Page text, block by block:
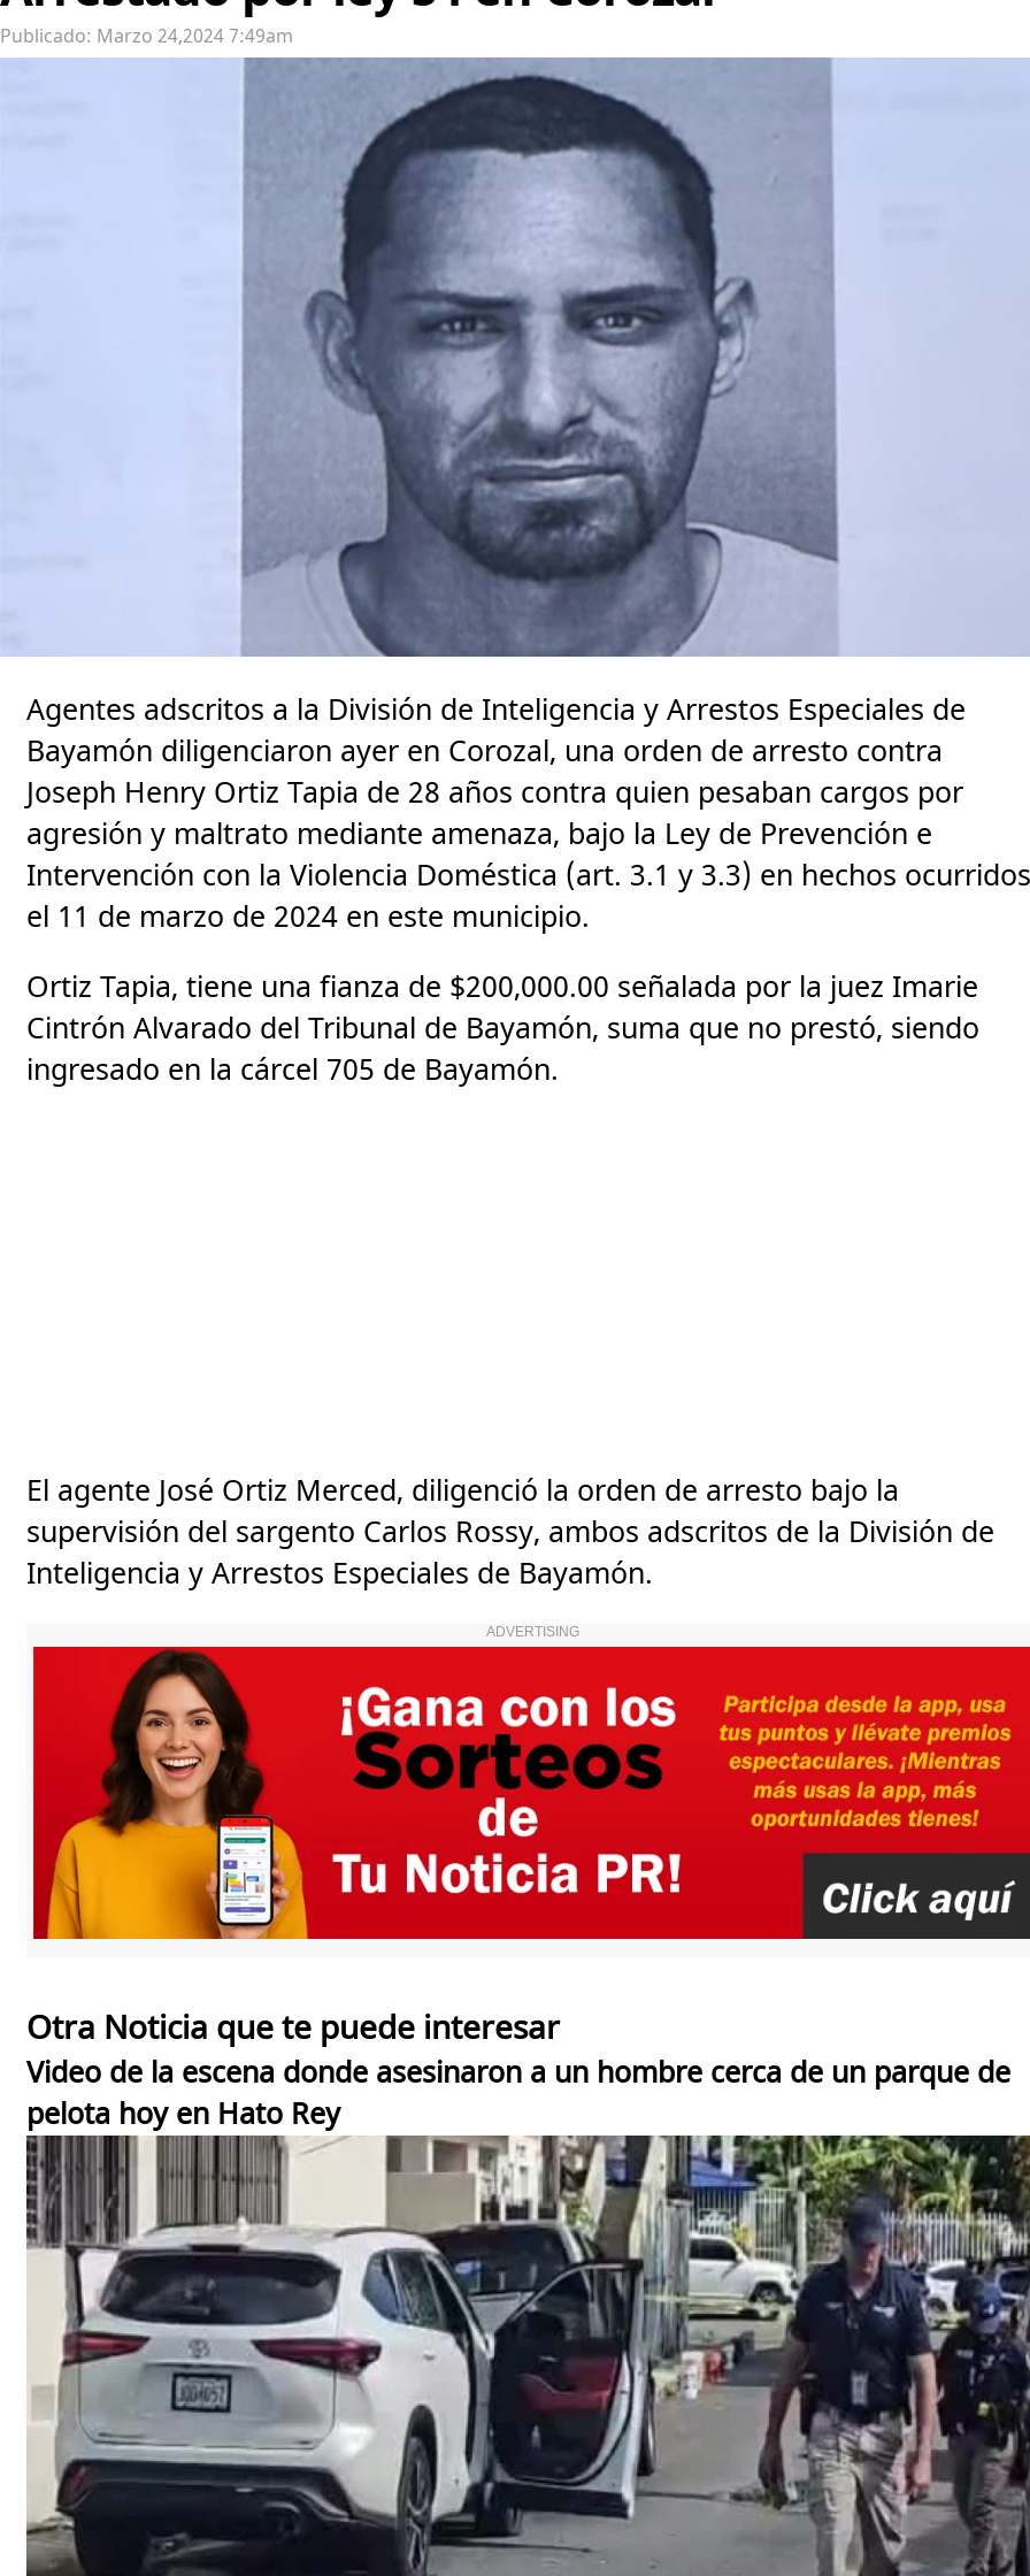
Publicado: Marzo 24,2024 7:49am
Agentes adscritos a la División de Inteligencia y Arrestos Especiales de
Bayamón diligenciaron ayer en Corozal, una orden de arresto contra
Joseph Henry Ortiz Tapia de 28 años contra quien pesaban cargos por
agresión y maltrato mediante amenaza, bajo la Ley de Prevención e
Intervención con la Violencia Doméstica (art. 3.1 y 3.3) en hechos
el 11 de marzo de 2024 en este municipio.
Ortiz Tapia, tiene una fianza de $200,000.00 señalada por la juez Imarie
Cintrón Alvarado del Tribunal de Bayamón, suma que no prestó, siendo
ingresado en la cárcel 705 de Bayamón.
El agente José Ortiz Merced, diligenció la orden de arresto bajo la
supervisión del sargento Carlos Rossy, ambos adscritos de la División de
Inteligencia y Arrestos Especiales de Bayamón.
ADVERTISING
Otra Noticia que te puede interesar
Video de la escena donde asesinaron a un hombre cerca de un parque de
pelota hoy en Hato Rey